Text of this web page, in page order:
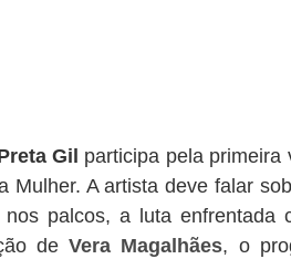
Gil participa pela
Mulher. A artista deve falar
palcos, a luta enfrentada
de Vera Magalhães, o